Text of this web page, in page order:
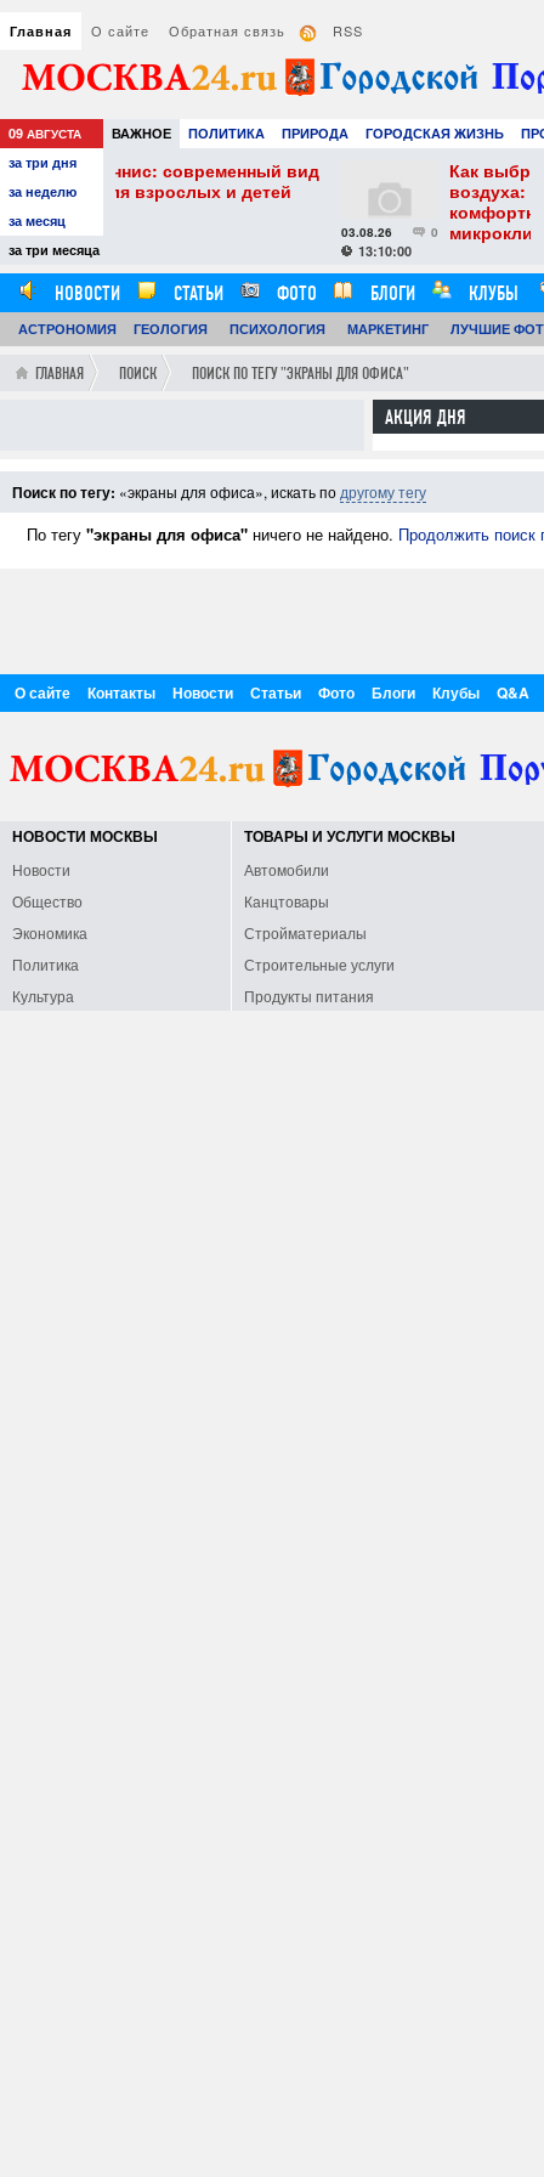
Главная О сайте Обратная связь RSS
09 АВГУСТА ВАЖНОЕ ПОЛИТИКА ПРИРОДА ГОРОДСКАЯ ЖИЗНЬ
АВТО
за три дня
за неделю
за месяц
за три месяца
вид
и детей
Как выбрать увлажнитель
воздуха: практические советы
комфортного и здорового
микроклимата
НОВОСТИ СТАТЬИ ФОТО БЛОГИ
КЛУБЫ
ОБЗОРЫ
ВИДЕОРЕПОРТАЖИ
АСТРОНОМИЯ ГЕОЛОГИЯ ПСИХОЛОГИЯ МАРКЕТИНГ ЛУЧШИЕ
ГЛАВНАЯ ПОИСК ПОИСК ПО ТЕГУ "ЭКРАНЫ ДЛЯ ОФИСА"
АКЦИЯ ДНЯ
Поиск по тегу: «экраны для офиса», искать по другому тегу
По тегу "экраны для офиса" ничего не найдено. Продолжить поиск
О сайте Контакты Новости Статьи Фото Блоги Клубы Q&A
НОВОСТИ МОСКВЫ
Новости
Общество
Экономика
Политика
Культура
ТОВАРЫ И УСЛУГИ МОСКВЫ
Автомобили
Канцтовары
Стройматериалы
Строительные услуги
Продукты питания